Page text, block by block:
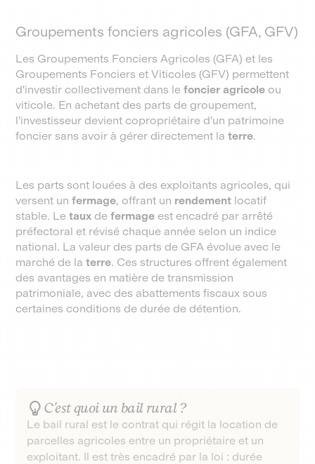
Groupements fonciers agricoles (GFA, GFV)
Les Groupements Fonciers Agricoles (GFA) et les
Groupements Fonciers et Viticoles (GFV) permettent
d'investir collectivement dans lefoncier agricole ou
viticole. En achetant des parts de groupement,
l'investisseur devient copropriétaire d'un patrimoine
foncier sans avoir à gérer directement laterre.
Les parts sont louées à des exploitants agricoles, qui
versent unfermage, offrant un rendement locatif
stable. Letaux defermage est encadré par arrêté
préfectoral et révisé chaque année selon un indice
national. La valeur des parts de GFA évolue avec le
marché de laterre. Ces structures offrent également
des avantages en matière de transmission
patrimoniale, avec des abattements fiscaux sous
certaines conditions de durée de détention.
C'est quoi un bail rural ?
Le bail rural est le contrat qui régit la location de
parcelles agricoles entre un propriétaire et un
exploitant. Il est très encadré par la loi : durée